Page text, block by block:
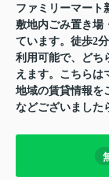
ファミリーマート
敷地内ごみ置き場
ています。徒歩2
利用可能で、どち
えます。こちらは
地域の賃貸情報を
などございました